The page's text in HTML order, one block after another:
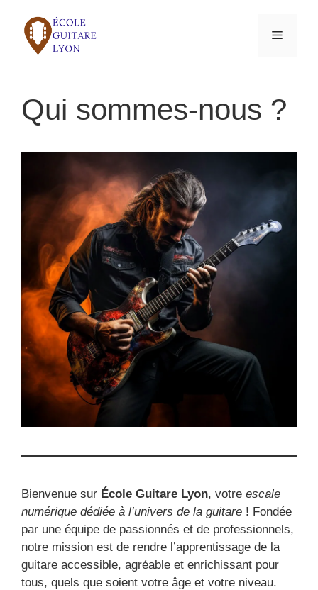
contenu
Menu
Qui sommes-nous ?
Bienvenue sur École Guitare Lyon, votre escale
numérique dédiée à l’univers de la guitare ! Fondée
par une équipe de passionnés et de professionnels,
notre mission est de rendre l’apprentissage de la
guitare accessible, agréable et enrichissant pour
tous, quels que soient votre âge et votre niveau.